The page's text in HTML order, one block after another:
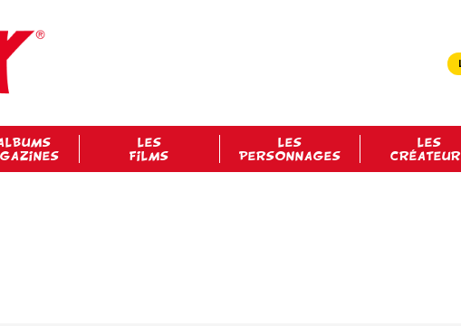
LES
FILMS
LES
PERSONNAGES
LES